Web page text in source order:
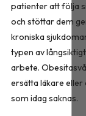
patienter att följa
och stöttar dem
kroniska
typen av
arbete.
ersätta läkare
som idag saknas.